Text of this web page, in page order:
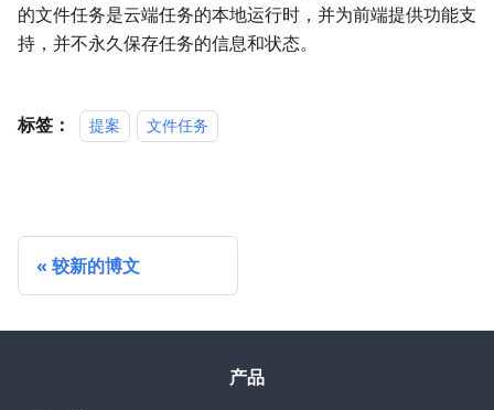
的文件任务是云端任务的本地运行时，并为前端提供功能支
持，并不永久保存任务的信息和状态。
标签： 提案 文件任务
较新的博文
产品